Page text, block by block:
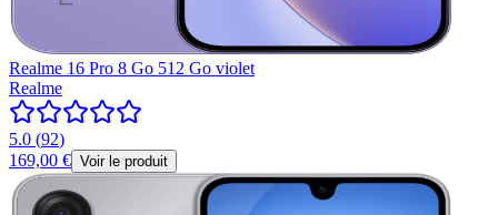
Realme 16 Pro 8 Go 512 Go violet
Realme
5.0 (92)
169,00 € Voir le produit